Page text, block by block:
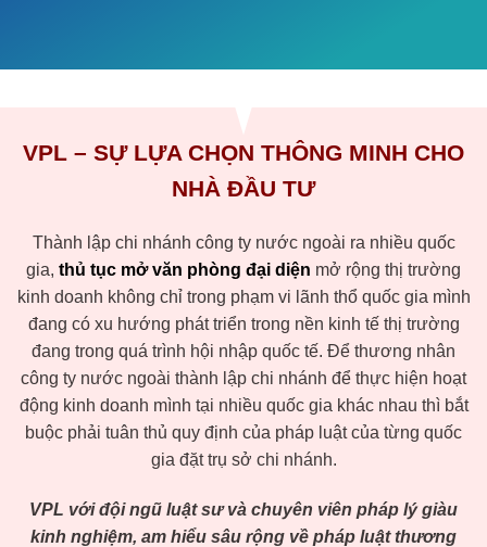
VPL – SỰ LỰA CHỌN THÔNG MINH CHO
NHÀ ĐẦU TƯ
Thành lập chi nhánh công ty nước ngoài ra nhiều quốc
gia, thủ tục mở văn phòng đại diện mở rộng thị trường
kinh doanh không chỉ trong phạm vi lãnh thổ quốc gia mình
đang có xu hướng phát triển trong nền kinh tế thị trường
đang trong quá trình hội nhập quốc tế. Để thương nhân
công ty nước ngoài thành lập chi nhánh để thực hiện hoạt
động kinh doanh mình tại nhiều quốc gia khác nhau thì bắt
buộc phải tuân thủ quy định của pháp luật của từng quốc
gia đặt trụ sở chi nhánh.
VPL với đội ngũ luật sư và chuyên viên pháp lý giàu
kinh nghiệm, am hiểu sâu rộng về pháp luật thương